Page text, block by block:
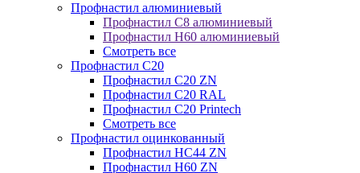
Профнастил алюминиевый
Профнастил С8 алюминиевый
Профнастил Н60 алюминиевый
Смотреть все
Профнастил C20
Профнастил С20 ZN
Профнастил С20 RAL
Профнастил С20 Printech
Смотреть все
Профнастил оцинкованный
Профнастил НС44 ZN
Профнастил Н60 ZN